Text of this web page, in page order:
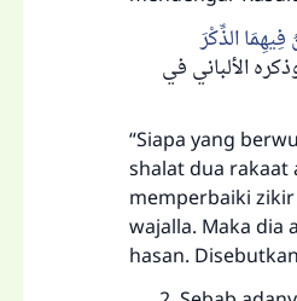
الذِّكْرَ
الألباني في
“Siapa yang
shalat dua rakaat
memperbaiki zikir
wajalla. Maka dia
hasan.